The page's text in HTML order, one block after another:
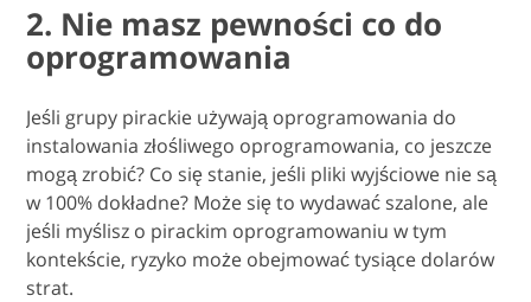
2. Nie masz pewności co do
oprogramowania
Jeśli grupy pirackie używają oprogramowania do
instalowania złośliwego oprogramowania, co jeszcze
mogą zrobić? Co się stanie, jeśli pliki wyjściowe nie są
w 100% dokładne? Może się to wydawać szalone, ale
jeśli myślisz o pirackim oprogramowaniu w tym
kontekście, ryzyko może obejmować tysiące dolarów
strat.